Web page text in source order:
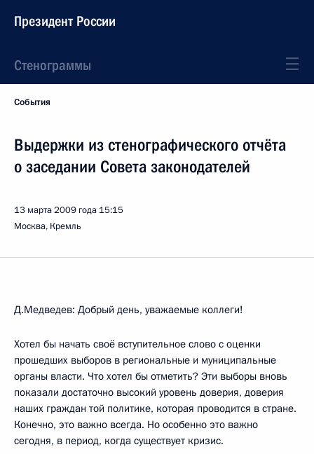
Президент России
Стенограммы
События
Выдержки из стенографического отчёта
о заседании Совета законодателей
13 марта 2009 года 15:15
Москва, Кремль
Д.Медведев: Добрый день, уважаемые коллеги!
Хотел бы начать своё вступительное слово с оценки
прошедших выборов в региональные и муниципальные
органы власти. Что хотел бы отметить? Эти выборы вновь
показали достаточно высокий уровень доверия, доверия
наших граждан той политике, которая проводится в стране.
Конечно, это важно всегда. Но особенно это важно
сегодня, в период, когда существует кризис.